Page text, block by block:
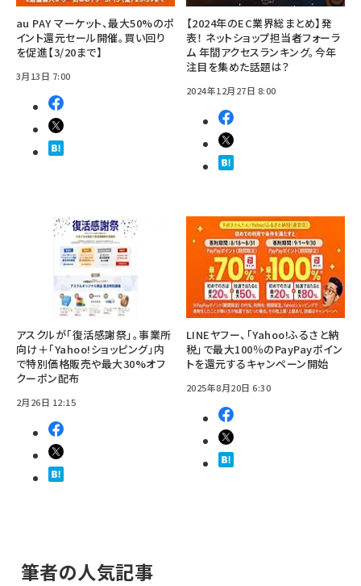
au PAY マーケット、最大50%のポ
イント還元セール開催。買い回り
を促進【3/20まで】
3月13日 7:00
【2024年のEC業界総まとめ】発
表！ ネットショップ担当者フォーラ
ム 年間アクセスランキング。今年
注目を集めた話題は？
2024年12月27日 8:00
アスクルが「復活感謝祭」。事業所
向け＋「Yahoo!ショッピング」内
で特別価格販売や最大30%オフ
クーポン配布
2月26日 12:15
LINEヤフー、「Yahoo!ふるさと納
税」で最大100％のPayPayポイン
トを還元するキャンペーン開始
2025年8月20日 6:30
筆者の人気記事